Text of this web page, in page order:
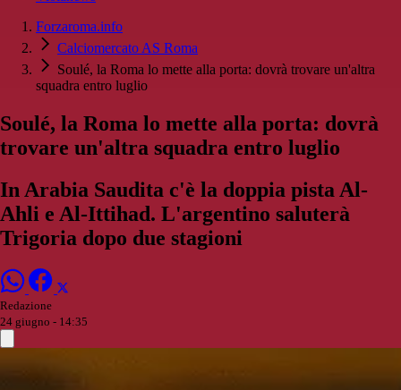
Forzaroma.info
Calciomercato AS Roma
Soulé, la Roma lo mette alla porta: dovrà trovare un'altra
squadra entro luglio
Soulé, la Roma lo mette alla porta: dovrà
trovare un'altra squadra entro luglio
In Arabia Saudita c'è la doppia pista Al-
Ahli e Al-Ittihad. L'argentino saluterà
Trigoria dopo due stagioni
Redazione
24 giugno - 14:35